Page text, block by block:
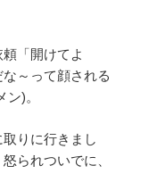
「開けてよ
～って顔される
)。
りに行きまし
られついでに、